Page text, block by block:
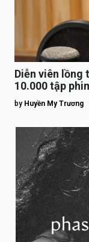
Diễn viên lồng
10.000 tập
lâu nhất”
by Huyền My Trương